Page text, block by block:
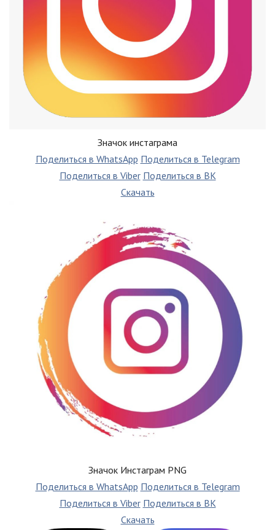
Значок инстаграма
Поделиться в WhatsApp Поделиться в Telegram
Поделиться в Viber Поделиться в ВК
Скачать
Значок Инстаграм PNG
Поделиться в WhatsApp Поделиться в Telegram
Поделиться в Viber Поделиться в ВК
Скачать